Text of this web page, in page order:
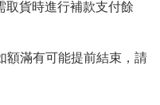
貨時進行補款支付餘
額滿有可能提前結束，請